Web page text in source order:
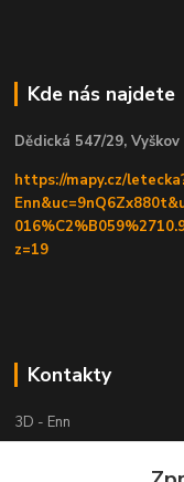
Kde nás najdete
Dědická 547/29,
https://mapy.cz/
z=19
Kontakty
3D - Enn